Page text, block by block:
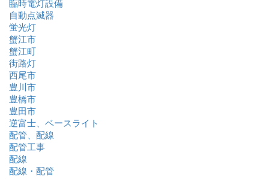
臨時電灯設備
自動点滅器
蛍光灯
蟹江市
蟹江町
街路灯
西尾市
豊川市
豊橋市
豊田市
逆富士、ベースライト
配管、配線
配管工事
配線
配線・配管